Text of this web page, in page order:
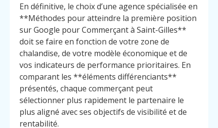
En définitive, le choix d’une agence spécialisée en
**Méthodes pour atteindre la première position
sur Google pour Commerçant à Saint-Gilles**
doit se faire en fonction de votre zone de
chalandise, de votre modèle économique et de
vos indicateurs de performance prioritaires. En
comparant les **éléments différenciants**
présentés, chaque commerçant peut
sélectionner plus rapidement le partenaire le
plus aligné avec ses objectifs de visibilité et de
rentabilité.